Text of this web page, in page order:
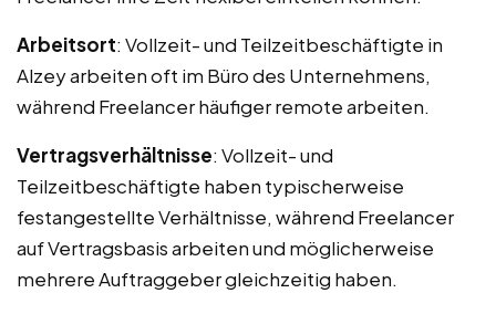
Arbeitsort: Vollzeit- und Teilzeitbeschäftigte in
Alzey arbeiten oft im Büro des Unternehmens,
während Freelancer häufiger remote arbeiten.
Vertragsverhältnisse: Vollzeit- und
Teilzeitbeschäftigte haben typischerweise
festangestellte Verhältnisse, während Freelancer
auf Vertragsbasis arbeiten und möglicherweise
mehrere Auftraggeber gleichzeitig haben.